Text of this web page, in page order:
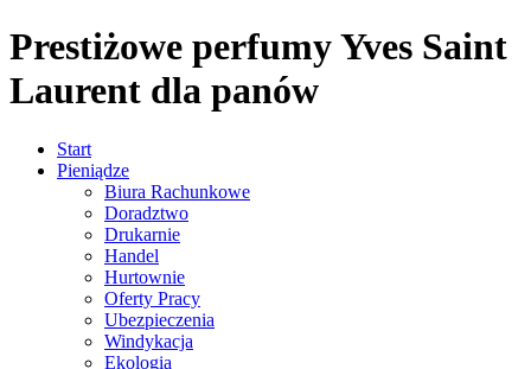
Prestiżowe perfumy Yves Saint
Laurent dla panów
Start
Pieniądze
Biura Rachunkowe
Doradztwo
Drukarnie
Handel
Hurtownie
Oferty Pracy
Ubezpieczenia
Windykacja
Ekologia